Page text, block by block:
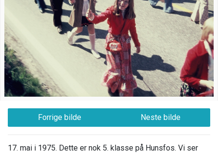
Forrige bilde Neste bilde
17. mai i 1975. Dette er nok 5. klasse på Hunsfos. Vi ser